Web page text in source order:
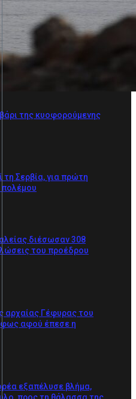
της κυοφορούμενης
τη Σερβία, για πρώτη
διέσωσαν 308
του προέδρου
αρχαίας Γέφυρας του
φως αφού έπεσε η
εξαπέλυσε βλήμα,
προς τη θάλασσα της